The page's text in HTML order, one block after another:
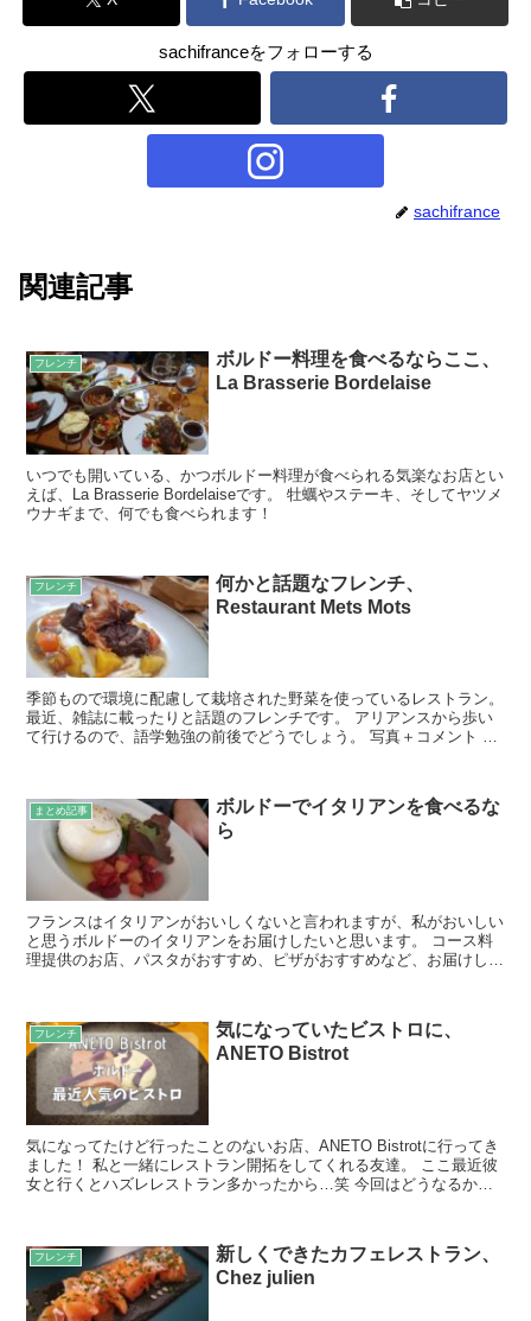
sachifranceをフォローする
sachifrance
関連記事
フレンチ
ボルドー料理を食べるならここ、
La Brasserie Bordelaise
いつでも開いている、かつボルドー料理が食べられる気楽なお店とい
えば、La Brasserie Bordelaiseです。 牡蠣やステーキ、そしてヤツメ
ウナギまで、何でも食べられます！
フレンチ
何かと話題なフレンチ、
Restaurant Mets Mots
季節もので環境に配慮して栽培された野菜を使っているレストラン。
最近、雑誌に載ったりと話題のフレンチです。 アリアンスから歩い
て行けるので、語学勉強の前後でどうでしょう。 写真＋コメント 新
まとめ記事
ボルドーでイタリアンを食べるな
ら
フランスはイタリアンがおいしくないと言われますが、私がおいしい
と思うボルドーのイタリアンをお届けしたいと思います。 コース料
理提供のお店、パスタがおすすめ、ピザがおすすめなど、お届けしま
フレンチ
気になっていたビストロに、
ANETO Bistrot
気になってたけど行ったことのないお店、ANETO Bistrotに行ってき
ました！ 私と一緒にレストラン開拓をしてくれる友達。 ここ最近彼
女と行くとハズレレストラン多かったから…笑 今回はどうなるかな
フレンチ
新しくできたカフェレストラン、
Chez julien